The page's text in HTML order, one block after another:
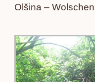
Olšina – Wolschen